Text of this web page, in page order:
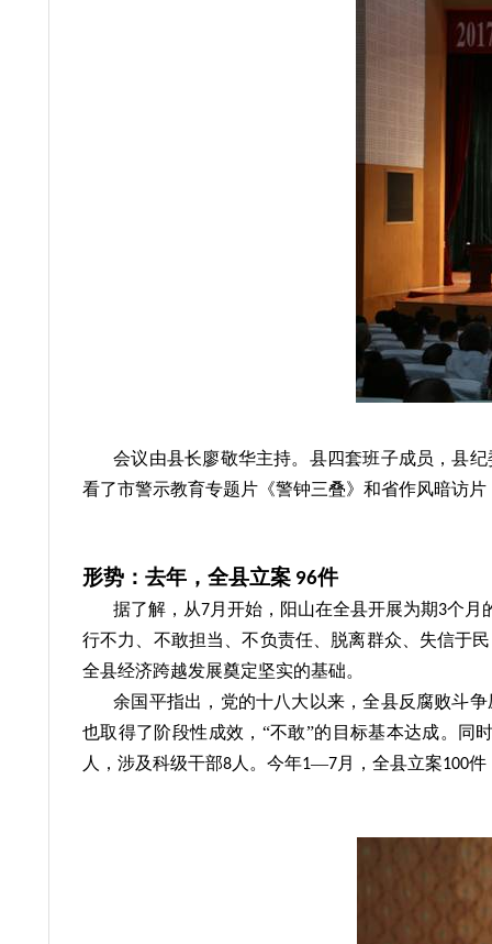
会议由县长廖敬华主持。县四套班子成员，县
看了市警示教育专题片《警钟三叠》和省作风暗访
形势：去年，全县立案 96件
据了解，从7月开始，阳山在全县开展为期3个月
行不力、不敢担当、不负责任、脱离群众、失信于
全县经济跨越发展奠定坚实的基础。
余国平指出，党的十八大以来，全县反腐败斗
也取得了阶段性成效，“不敢”的目标基本达成。同
人，涉及科级干部8人。今年1—7月，全县立案100件